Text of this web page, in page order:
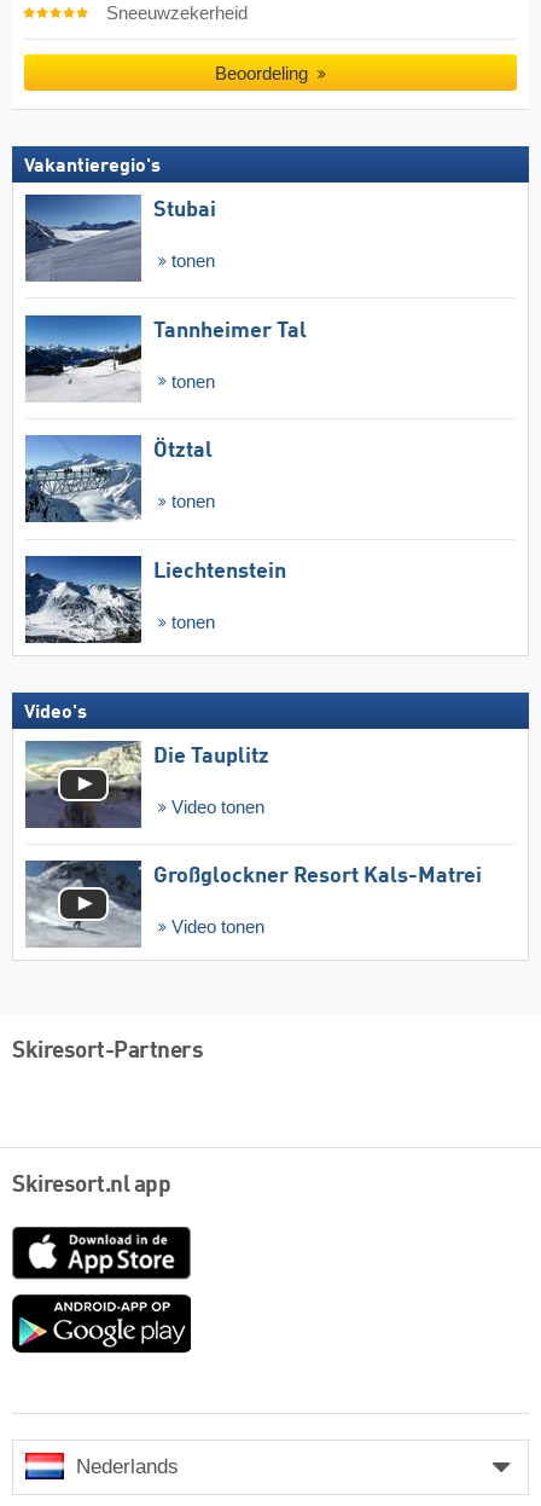
Sneeuwzekerheid
Beoordeling
Vakantieregio's
Stubai
tonen
Tannheimer Tal
tonen
Ötztal
tonen
Liechtenstein
tonen
Video's
Die Tauplitz
Video tonen
Großglockner Resort Kals-Matrei
Video tonen
Skiresort-Partners
Skiresort.nl app
App
Google
Nederlands